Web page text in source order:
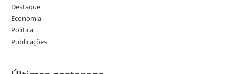
Destaque
Economia
Política
Publicações